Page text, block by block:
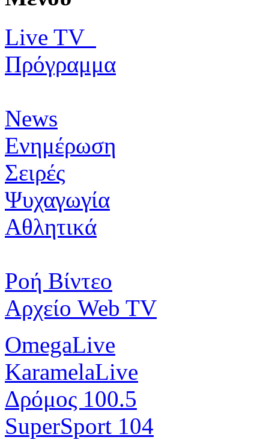
Live TV
Πρόγραμμα
News
Ενημέρωση
Σειρές
Ψυχαγωγία
Αθλητικά
Ροή Βίντεο
Αρχείο Web TV
OmegaLive
KaramelaLive
Δρόμος 100.5
SuperSport 104